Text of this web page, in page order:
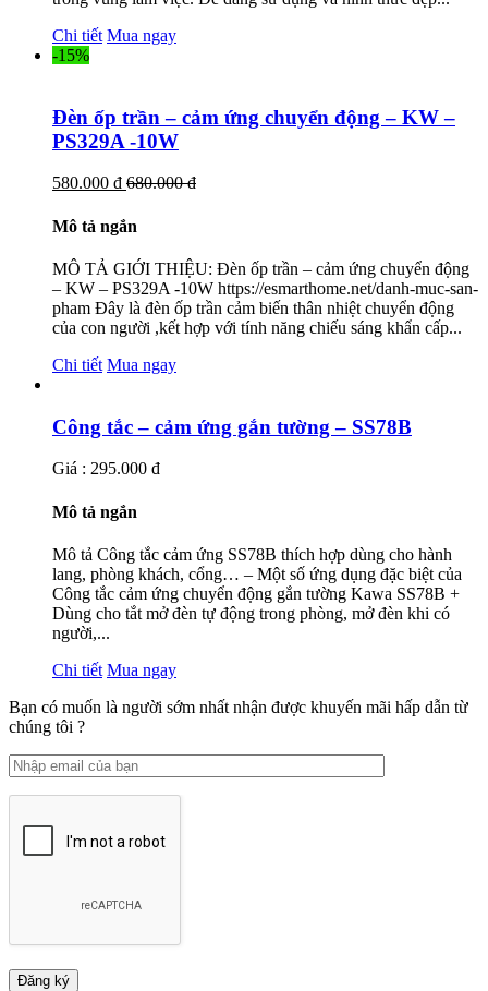
Chi tiết Mua ngay
-15%
Đèn ốp trần – cảm ứng chuyển động – KW –
PS329A -10W
580.000 đ 680.000 đ
Mô tả ngắn
MÔ TẢ GIỚI THIỆU: Đèn ốp trần – cảm ứng chuyển động
– KW – PS329A -10W https://esmarthome.net/danh-muc-san-
pham Đây là đèn ốp trần cảm biến thân nhiệt chuyển động
của con người ,kết hợp với tính năng chiếu sáng khẩn cấp...
Chi tiết Mua ngay
Công tắc – cảm ứng gắn tường – SS78B
Giá : 295.000 đ
Mô tả ngắn
Mô tả Công tắc cảm ứng SS78B thích hợp dùng cho hành
lang, phòng khách, cổng… – Một số ứng dụng đặc biệt của
Công tắc cảm ứng chuyển động gắn tường Kawa SS78B +
Dùng cho tắt mở đèn tự động trong phòng, mở đèn khi có
người,...
Chi tiết Mua ngay
Bạn có muốn là người sớm nhất nhận được khuyến mãi hấp dẫn từ
chúng tôi ?